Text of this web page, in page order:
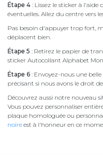
Étape 4 : Lissez le sticker à
éventuelles. Allez du centre vers
Pas besoin d'appuyer trop fort,
déplacent bien.
Étape 5 : Retirez le papier de
sticker Autocollant Alphabet
Étape 6 : Envoyez-nous une
précisant si nous avons le droit
Découvrez aussi notre nouveau
Vous pouvez personnaliser
plaque homologuée ou
noire est à l'honneur en ce